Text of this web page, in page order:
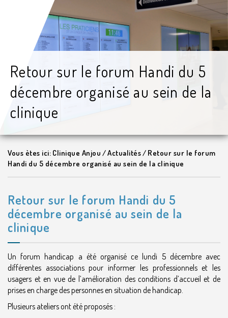
Retour sur le forum Handi du 5
décembre organisé au sein de la
clinique
Vous ètes ici: Clinique Anjou /Actualités/ Retour sur le forum
Handi du 5 décembre organisé au sein de la clinique
Retour sur le forum Handi du 5
décembre organisé au sein de la
clinique
Un forum handicap a été organisé ce lundi 5 décembre avec
différentes associations pour informer les professionnels et les
usagers et en vue de l’amélioration des conditions d’accueil et de
prises en charge des personnes en situation de handicap.
Plusieurs ateliers ont été proposés :